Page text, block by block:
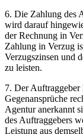
6. Die Zahlung des
wird darauf
der Rechnung in
Zahlung in Verzug
Verzugszinsen und
zu leisten.
7. Der Auftraggeber
Gegenansprüche
Agentur anerkannt
des Auftraggebers
Leistung aus